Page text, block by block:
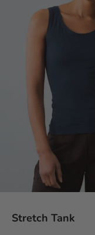
Stretch Tank